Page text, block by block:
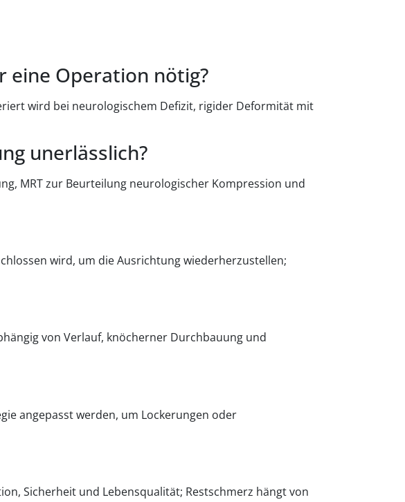
Operation nötig?
wird bei neurologischem Defizit, rigider Deformität mit
unerlässlich?
MRT zur Beurteilung neurologischer Kompression und
wird, um die Ausrichtung wiederherzustellen;
von Verlauf, knöcherner Durchbauung und
angepasst werden, um Lockerungen oder
Sicherheit und Lebensqualität; Restschmerz hängt von